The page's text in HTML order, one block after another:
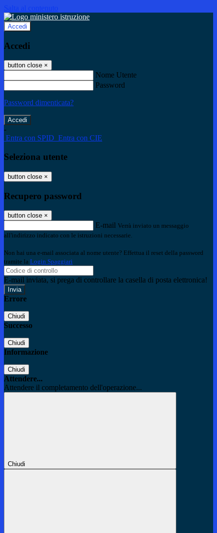
Salta al contenuto
Accedi
Accedi
button close ×
Nome Utente
Password
Password dimenticata?
-
Entra con SPID Entra con CIE
Seleziona utente
button close ×
Recupero password
button close ×
E-mail Verrà inviato un messaggio
all'indirizzo indicato con le istruzioni necessarie.
Non hai una e-mail associata al nome utente? Effettua il reset della password
tramite la Login Spaggiari
E-mail inviata, si prega di controllare la casella di posta elettronica!
Errore
Chiudi
Successo
Chiudi
Informazione
Chiudi
Attendere...
Attendere il completamento dell'operazione...
Chiudi